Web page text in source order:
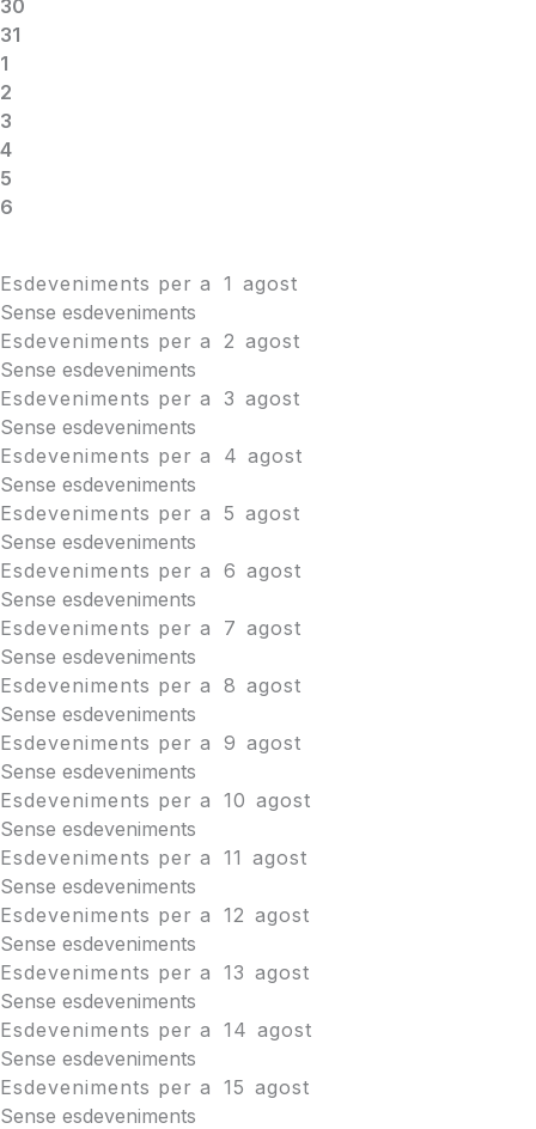
30
31
1
2
3
4
5
6
Esdeveniments per a 1 agost
Sense esdeveniments
Esdeveniments per a
2 agost
Sense esdeveniments
Esdeveniments per a 3 agost
Sense esdeveniments
Esdeveniments per a
4 agost
Sense esdeveniments
Esdeveniments per a 5 agost
Sense esdeveniments
Esdeveniments per a 6 agost
Sense esdeveniments
Esdeveniments per a
7 agost
Sense esdeveniments
Esdeveniments per a 8 agost
Sense esdeveniments
Esdeveniments per a 9 agost
Sense esdeveniments
Esdeveniments per a 10 agost
Sense esdeveniments
Esdeveniments per a 11 agost
Sense esdeveniments
Esdeveniments per a 12 agost
Sense esdeveniments
Esdeveniments per a 13 agost
Sense esdeveniments
Esdeveniments per a 14 agost
Sense esdeveniments
Esdeveniments per a 15 agost
Sense esdeveniments